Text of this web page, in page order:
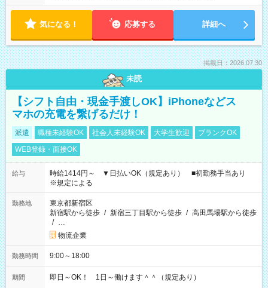
気になる！ 応募する 詳細へ
掲載日：2026.07.30
未読
【シフト自由・現金手渡しOK】iPhoneなどス
マホの充電を繋げるだけ！
派遣 職種未経験OK 社会人未経験OK 大学生歓迎
ブランクOK
WEB登録・面接OK
給与
時給1414円～ ▼日払いOK（規定あり） ■初勤務手当あり
※規定による
勤務地
東京都新宿区
新宿駅から徒歩 / 新宿三丁目駅から徒歩 / 高田馬場駅から徒歩
/ …
物流企業
勤務時間 9:00～18:00
期間 即日～OK！ 1日～働けます＾＾（規定あり）